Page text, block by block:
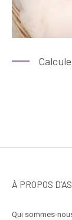
À PROPOS
Qui sommes-